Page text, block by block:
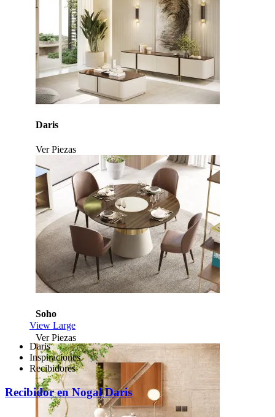
Daris
Ver Piezas
Soho
Ver Piezas
View Large
Daris
Inspiraciones
Recibidores
Recibidor en Nogal Daris